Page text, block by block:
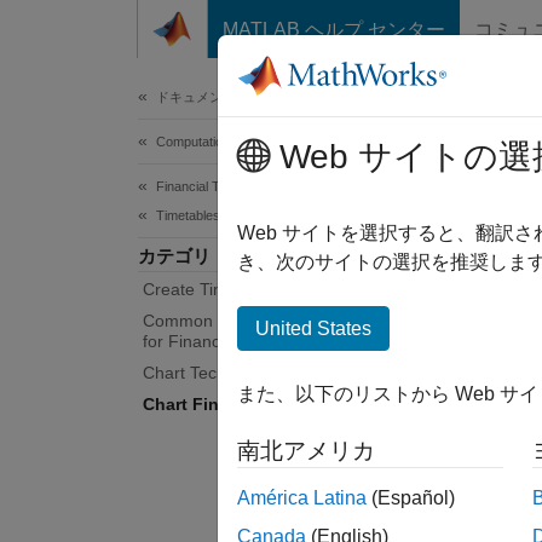
コンテンツへスキップ
MATLAB ヘルプ センター コミュ
ドキュメンテーションのホーム
Computational Finance
Financial Toolbox
Timetables in Finance
カテゴリ
Create Timetables for Finance
Common Operations with Timetables
for Finance
Chart Technical Indicators
Chart Financial Data
Use
Web サイトの選
Web サイトを選択すると、翻訳
き、次のサイトの選択を推奨しま
United States
また、以下のリストから Web サ
南北アメリカ
América Latina (Español)
Canada (English)